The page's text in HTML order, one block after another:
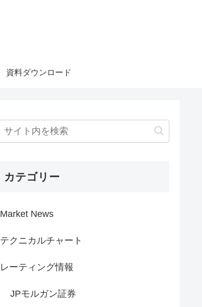
資料ダウンロード
カテゴリー
Market News
テクニカルチャート
レーティング情報
JPモルガン証券